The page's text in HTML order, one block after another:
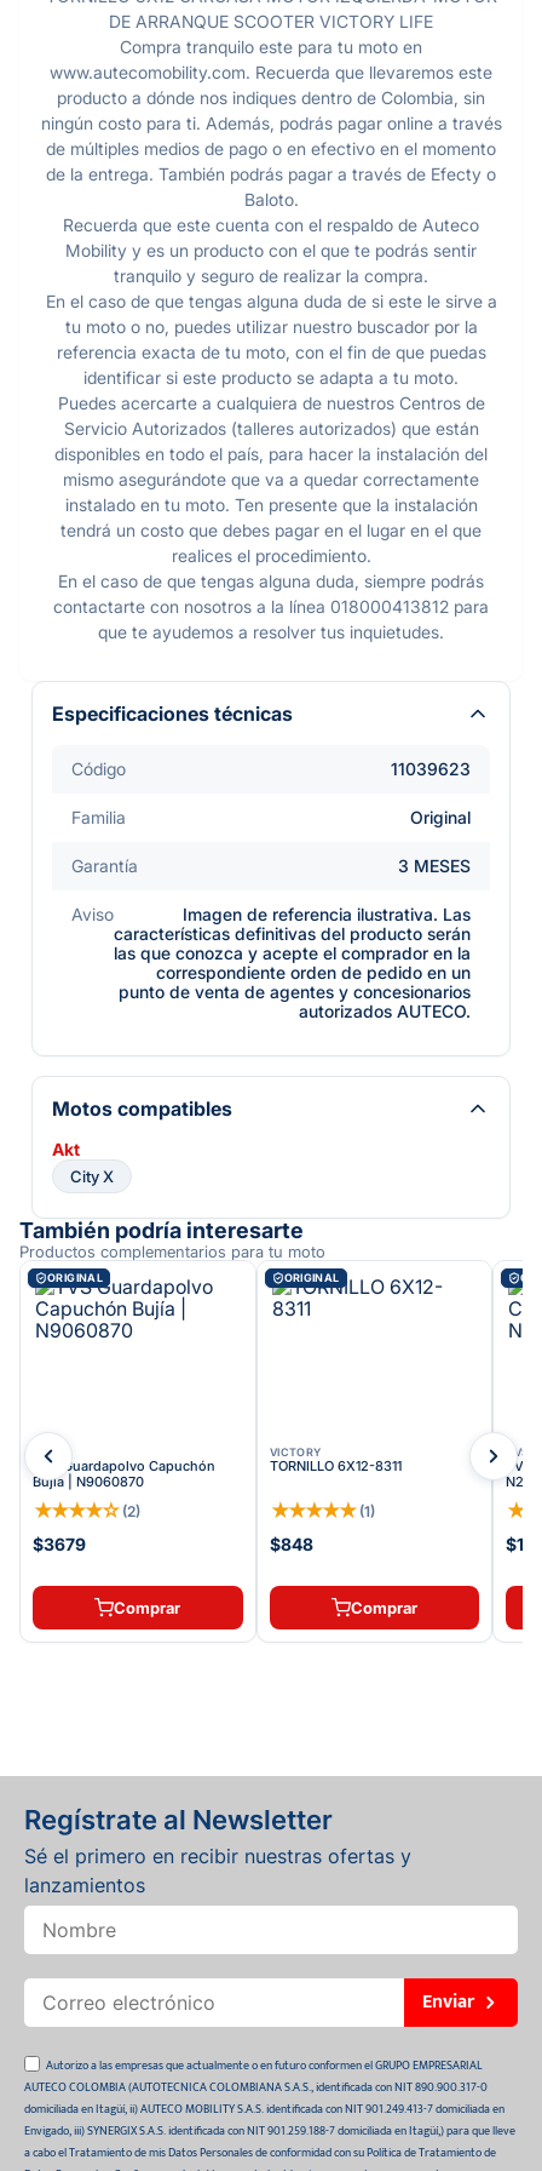
DE ARRANQUE SCOOTER VICTORY LIFE
Compra tranquilo este para tu moto en
www.autecomobility.com. Recuerda que llevaremos este
producto a dónde nos indiques dentro de Colombia, sin
ningún costo para ti. Además, podrás pagar online a través
de múltiples medios de pago o en efectivo en el momento
de la entrega. También podrás pagar a través de Efecty o
Baloto.
Recuerda que este cuenta con el respaldo de Auteco
Mobility y es un producto con el que te podrás sentir
tranquilo y seguro de realizar la compra.
En el caso de que tengas alguna duda de si este le sirve a
tu moto o no, puedes utilizar nuestro buscador por la
referencia exacta de tu moto, con el fin de que puedas
identificar si este producto se adapta a tu moto.
Puedes acercarte a cualquiera de nuestros Centros de
Servicio Autorizados (talleres autorizados) que están
disponibles en todo el país, para hacer la instalación del
mismo asegurándote que va a quedar correctamente
instalado en tu moto. Ten presente que la instalación
tendrá un costo que debes pagar en el lugar en el que
realices el procedimiento.
En el caso de que tengas alguna duda, siempre podrás
contactarte con nosotros a la línea 018000413812 para
que te ayudemos a resolver tus inquietudes.
Especificaciones técnicas
Código 11039623
Familia Original
Garantía 3 MESES
Aviso
Imagen de referencia ilustrativa. Las
características definitivas del producto serán
las que conozca y acepte el comprador en la
correspondiente orden de pedido en un
punto de venta de agentes y concesionarios
autorizados AUTECO.
Motos compatibles
Akt
City X
También podría interesarte
Productos complementarios para tu moto
ORIGINAL
TVS
TVS Guardapolvo Capuchón
Bujía | N9060870
★★★★☆ (2)
$3679
Comprar
ORIGINAL
VICTORY
TORNILLO 6X12-8311
★★★★★ (1)
$848
Comprar
TVS
TVS
★
Regístrate al Newsletter
Sé el primero en recibir nuestras ofertas y
lanzamientos
Enviar
Autorizo a las empresas que actualmente o en futuro conformen el GRUPO EMPRESARIAL
AUTECO COLOMBIA (AUTOTECNICA COLOMBIANA S.A.S., identificada con NIT 890.900.317-0
domiciliada en Itagüí, ii) AUTECO MOBILITY S.A.S. identificada con NIT 901.249.413-7 domiciliada en
Envigado, iii) SYNERGIX S.A.S. identificada con NIT 901.259.188-7 domiciliada en Itagüí,) para que lleve
a cabo el Tratamiento de mis Datos Personales de conformidad con su Política de Tratamiento de